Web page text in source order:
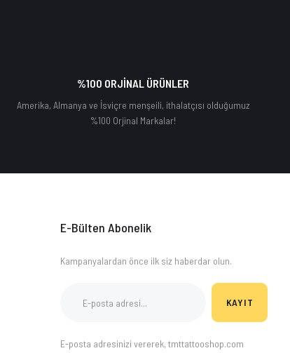
%100 ORJİNAL ÜRÜNLER
Amerika, Almanya ve İsviçre menşeili, ithalatçısı olduğumuz
%100 Orjinal Markalar!
E-Bülten Abonelik
Kampanyalardan önce ilk siz haberdar olun.
KAYIT
E-posta adresinizi vererek, tmttattooshop.com